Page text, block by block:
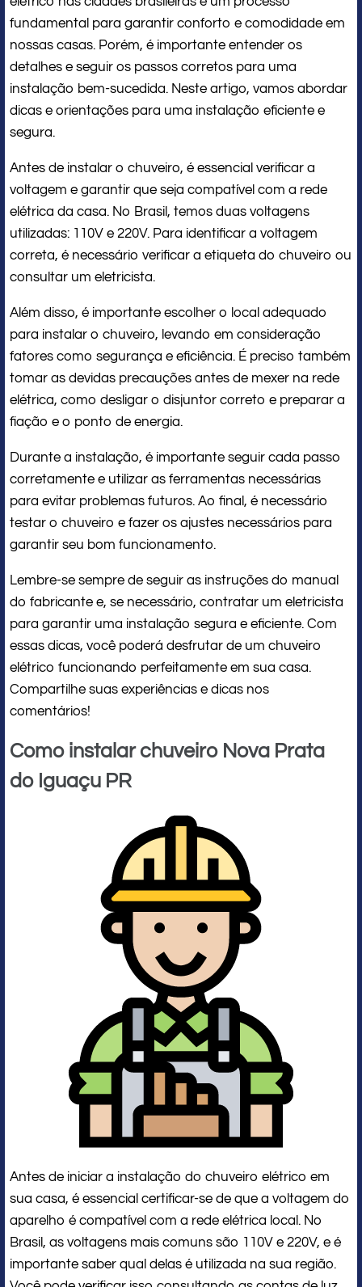
fundamental para garantir conforto e comodidade em
nossas casas. Porém, é importante entender os
detalhes e seguir os passos corretos para uma
instalação bem-sucedida. Neste artigo, vamos abordar
dicas e orientações para uma instalação eficiente e
segura.
Antes de instalar o chuveiro, é essencial verificar a
voltagem e garantir que seja compatível com a rede
elétrica da casa. No Brasil, temos duas voltagens
utilizadas: 110V e 220V. Para identificar a voltagem
correta, é necessário verificar a etiqueta do chuveiro ou
consultar um eletricista.
Além disso, é importante escolher o local adequado
para instalar o chuveiro, levando em consideração
fatores como segurança e eficiência. É preciso também
tomar as devidas precauções antes de mexer na rede
elétrica, como desligar o disjuntor correto e preparar a
fiação e o ponto de energia.
Durante a instalação, é importante seguir cada passo
corretamente e utilizar as ferramentas necessárias
para evitar problemas futuros. Ao final, é necessário
testar o chuveiro e fazer os ajustes necessários para
garantir seu bom funcionamento.
Lembre-se sempre de seguir as instruções do manual
do fabricante e, se necessário, contratar um eletricista
para garantir uma instalação segura e eficiente. Com
essas dicas, você poderá desfrutar de um chuveiro
elétrico funcionando perfeitamente em sua casa.
Compartilhe suas experiências e dicas nos
comentários!
Como instalar chuveiro Nova Prata
do Iguaçu PR
Antes de iniciar a instalação do chuveiro elétrico em
sua casa, é essencial certificar-se de que a voltagem do
aparelho é compatível com a rede elétrica local. No
Brasil, as voltagens mais comuns são 110V e 220V, e é
importante saber qual delas é utilizada na sua região.